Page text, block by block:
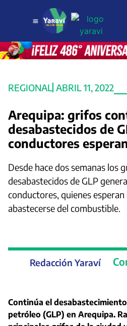
REGIONAL ABRIL 11, 2022
Arequipa: grifos
desabastecidos de
conductores
Desde hace dos semanas los
desabastecidos de GLP
conductores, quienes
abastecerse del combustible.
Redacción Yaraví
Continúa el
petróleo (GLP) en Arequipa.